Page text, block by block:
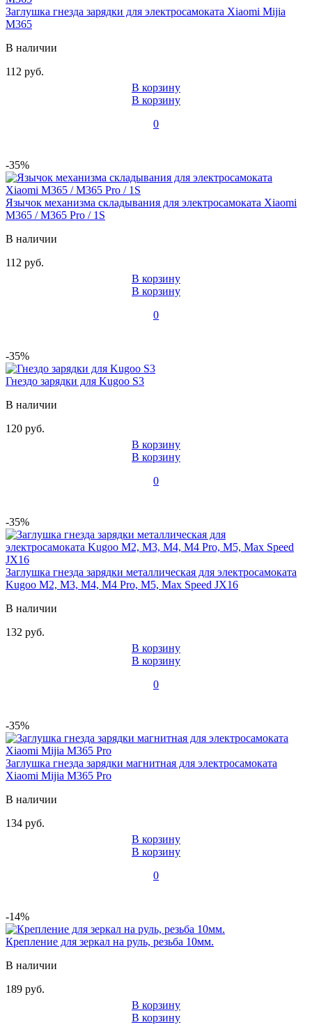
Заглушка гнезда зарядки для электросамоката Xiaomi Mijia
M365
В наличии
112 руб.
В корзину
В корзину
0
-35%
Язычок механизма складывания для электросамоката Xiaomi
M365 / M365 Pro / 1S
В наличии
112 руб.
В корзину
В корзину
0
-35%
Гнездо зарядки для Kugoo S3
В наличии
120 руб.
В корзину
В корзину
0
-35%
Заглушка гнезда зарядки металлическая для электросамоката
Kugoo M2, M3, M4, M4 Pro, M5, Max Speed JX16
В наличии
132 руб.
В корзину
В корзину
0
-35%
Заглушка гнезда зарядки магнитная для электросамоката
Xiaomi Mijia M365 Pro
В наличии
134 руб.
В корзину
В корзину
0
-14%
Крепление для зеркал на руль, резьба 10мм.
В наличии
189 руб.
В корзину
В корзину